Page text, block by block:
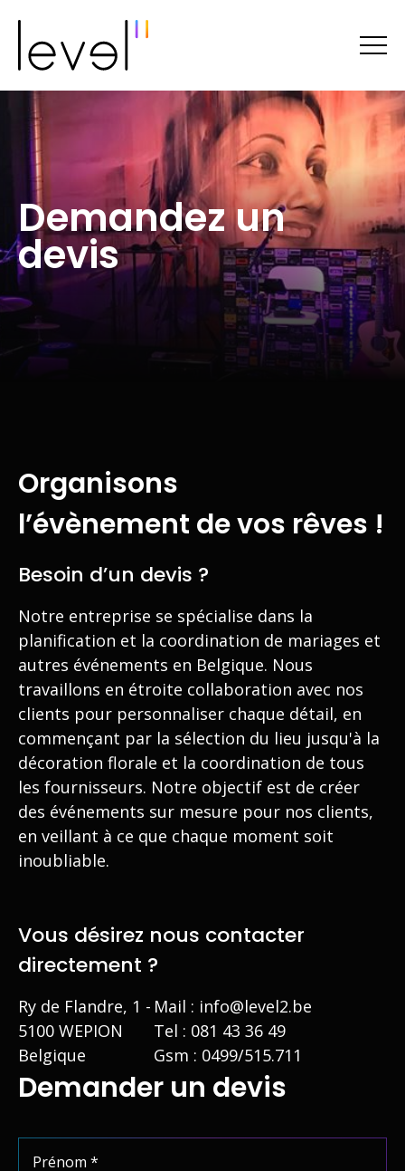
Demandez un
devis
Organisons
l’évènement de vos rêves !
Besoin d’un devis ?
Notre entreprise se spécialise dans la
planification et la coordination de mariages et
autres événements en Belgique. Nous
travaillons en étroite collaboration avec nos
clients pour personnaliser chaque détail, en
commençant par la sélection du lieu jusqu'à la
décoration florale et la coordination de tous
les fournisseurs. Notre objectif est de créer
des événements sur mesure pour nos clients,
en veillant à ce que chaque moment soit
inoubliable.
Vous désirez nous contacter
directement ?
Ry de Flandre, 1 -
5100 WEPION
Belgique
Mail : info@level2.be
Tel : 081 43 36 49
Gsm : 0499/515.711
Demander un devis